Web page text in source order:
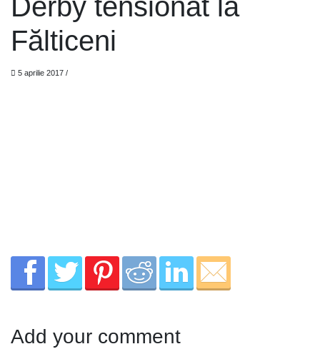
Derby tensionat la
Fălticeni
5 aprilie 2017 /
Add your comment